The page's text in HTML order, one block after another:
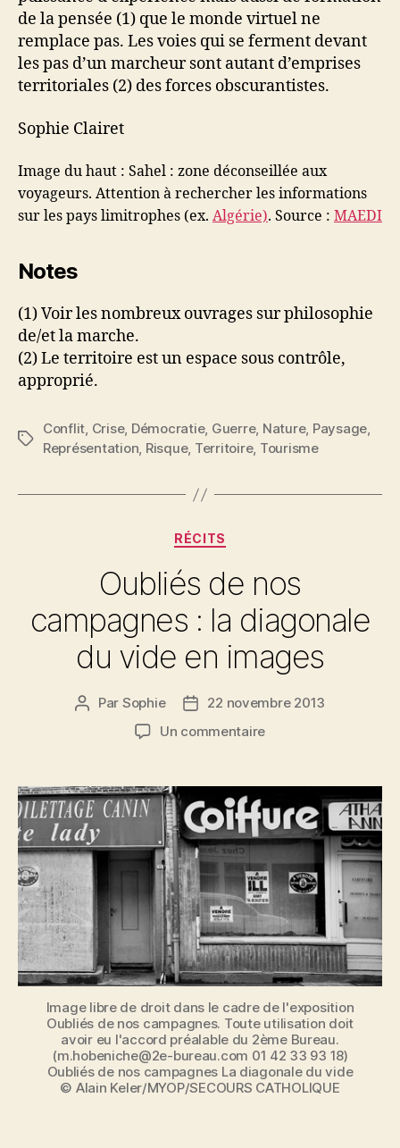
de la pensée (1) que le monde virtuel ne
remplace pas. Les voies qui se ferment devant
les pas d’un marcheur sont autant d’emprises
territoriales (2) des forces obscurantistes.
Sophie Clairet
Image du haut : Sahel : zone déconseillée aux
voyageurs. Attention à rechercher les informations
sur les pays limitrophes (ex. Algérie). Source : MAEDI
Notes
(1) Voir les nombreux ouvrages sur philosophie
de/et la marche.
(2) Le territoire est un espace sous contrôle,
approprié.
Étiquettes
Conflit, Crise, Démocratie, Guerre, Nature, Paysage,
Représentation, Risque, Territoire, Tourisme
Catégories
RÉCITS
Oubliés de nos
campagnes : la diagonale
du vide en images
Auteur
Par Sophie
Date22 novembre 2013
Un commentairesur
nos
campagnes
:
la
diagonale
du
vide
images
Image libre de droit dans le cadre de l'exposition
Oubliés de nos campagnes. Toute utilisation doit
avoir eu l'accord préalable du 2ème Bureau.
(m.hobeniche@2e-bureau.com 01 42 33 93 18)
Oubliés de nos campagnes La diagonale du vide
© Alain Keler/MYOP/SECOURS CATHOLIQUE